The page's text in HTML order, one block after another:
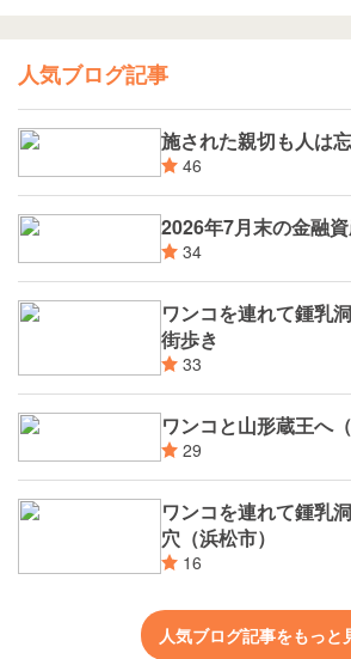
人気ブログ記事
施された親切も人は
46
2026年7月末の金融
34
ワンコを連れて鍾乳
街歩き
33
ワンコと山形蔵王へ
29
ワンコを連れて鍾乳
穴（浜松市）
16
人気ブログ記事をもっと